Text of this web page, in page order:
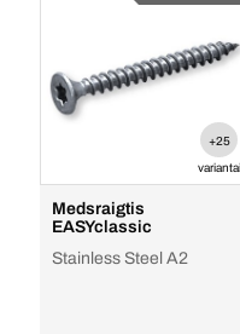
+25
variantai
Medsraigtis
EASYclassic
Stainless Steel A2